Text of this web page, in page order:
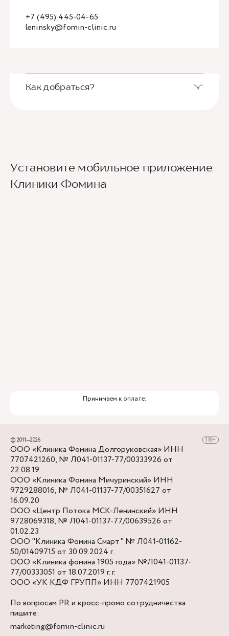
leninsky@fomin-clinic.ru
+7 (495) 445-04-65
Как добраться?
второй вестибюль, далее направо. По улице
Новаторов движемся прямо, спускаемся по
лестнице и идем вдоль школ (путь лежит между
Установите мобильное приложение
Клиники Фомина
Принимаем к оплате:
© 2011—2026
ООО «Клиника Фомина Долгоруковская» ИНН
7707421260, № Л041-01137-77/00333926 от
22.08.19
ООО «Клиника Фомина Мичуринский» ИНН
9729288016, № Л041-01137-77/00351627 от
16.09.20
ООО «Центр Потока МСК-Ленинский» ИНН
9728069318, № Л041-01137-77/00639526 от
01.02.23
ООО "Клиника Фомина Смарт" № Л041-01162-
50/01409715 от 30.09.2024 г.
ООО «Клиника фомина 1905 года» №Л041-01137-
77/00333051 от 18.07.2019 г. г.
ООО «УК КДФ ГРУПП» ИНН 7707421905
По вопросам PR и кросс-промо сотрудничества
пишите:
marketing@fomin-clinic.ru